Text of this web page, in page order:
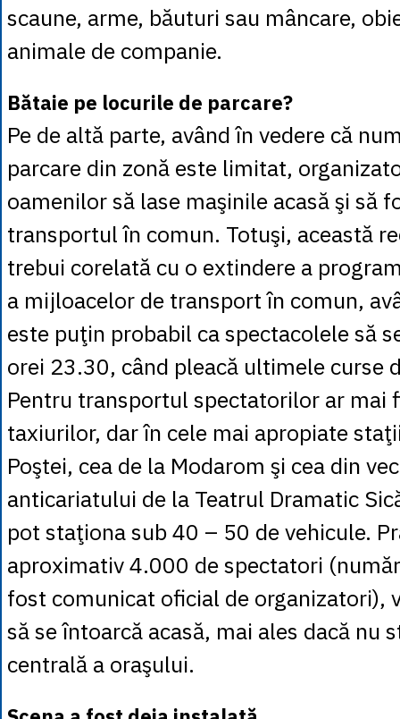
scaune, arme, băuturi sau mâncare,
animale de companie.
Bătaie pe locurile de parcare?
Pe de altă parte, având în vedere că
parcare din zonă este limitat,
oamenilor să lase maşinile acasă şi să
transportul în comun. Totuşi, această
trebui corelată cu o extindere a
a mijloacelor de transport în comun,
este puţin probabil ca spectacolele să
orei 23.30, când pleacă ultimele curse
Pentru transportul spectatorilor ar mai
taxiurilor, dar în cele mai apropiate
Poştei, cea de la Modarom şi cea din
anticariatului de la Teatrul Dramatic
pot staţiona sub 40 – 50 de vehicule.
aproximativ 4.000 de spectatori
fost comunicat oficial de organizatori),
să se întoarcă acasă, mai ales dacă nu
centrală a oraşului.